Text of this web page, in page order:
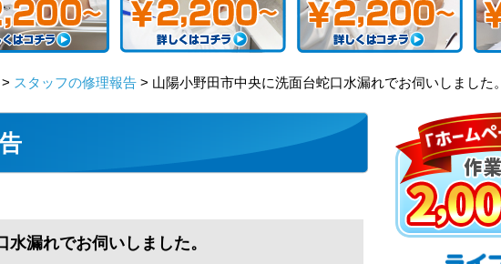
スタッフの修理報告 > 山陽小野田市中央に洗面台蛇口水漏れでお伺いしました。
漏れでお伺いしました。